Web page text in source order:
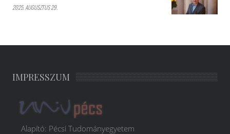
2025. AUGUSZTUS 29.
IMPRESSZUM
Alapító: Pécsi Tudományegyetem